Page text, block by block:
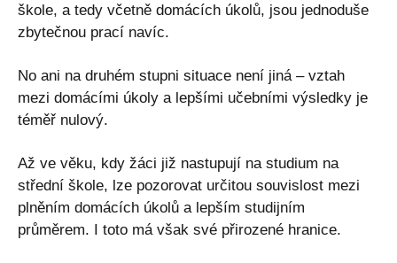
škole, a tedy včetně domácích úkolů, jsou jednoduše
zbytečnou prací navíc.
No ani na druhém stupni situace není jiná – vztah
mezi domácími úkoly a lepšími učebními výsledky je
téměř nulový.
Až ve věku, kdy žáci již nastupují na studium na
střední škole, lze pozorovat určitou souvislost mezi
plněním domácích úkolů a lepším studijním
průměrem. I toto má však své přirozené hranice.